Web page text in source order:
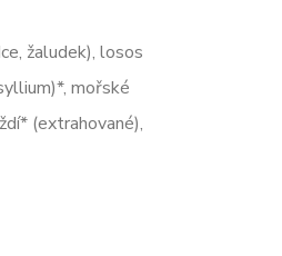
žaludek), losos
mořské
(extrahované),